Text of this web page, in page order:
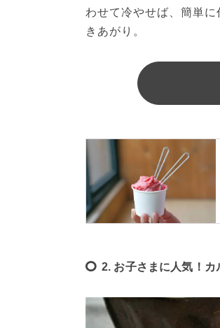
わせて冷やせば、簡単
きあがり。
2. お子さまに人気！カ